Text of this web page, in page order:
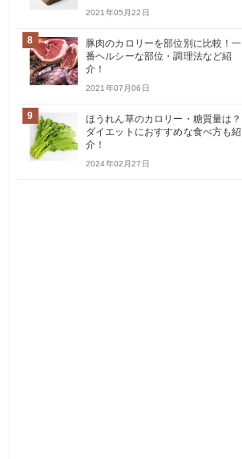
2021年05月22日
8
豚肉のカロリーを部位別に比較！一
番ヘルシーな部位・調理法など紹
介！
2021年07月06日
9
ほうれん草のカロリー・糖質量は？
ダイエットにおすすめな食べ方も紹
介！
2024年02月27日